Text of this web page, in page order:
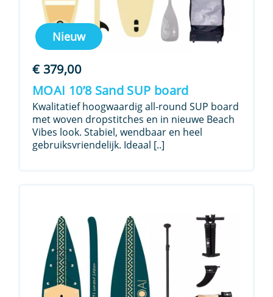
Nieuw
€379,00
MOAI 10’8 Sand SUP board
Kwalitatief hoogwaardig all-round SUP board
met woven dropstitches en in nieuwe Beach
Vibes look. Stabiel, wendbaar en heel
gebruiksvriendelijk. Ideaal [..]